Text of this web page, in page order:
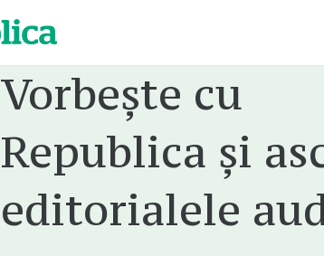
Vorbește cu
Republica și
editorialele